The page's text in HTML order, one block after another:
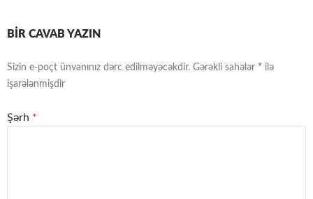
BIR CAVAB YAZIN
Sizin e-poçt ünvanınız dərc edilməyəcəkdir. Gərəkli sahələr * ilə
işarələnmişdir
Şərh *